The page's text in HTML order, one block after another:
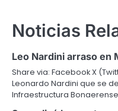
Noticias
Leo Nardini arraso en
Share via: Facebook X
Leonardo Nardini que se
Infraestructura